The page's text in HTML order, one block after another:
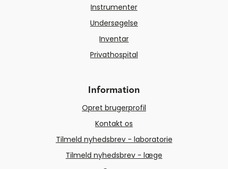
Instrumenter
Undersøgelse
Inventar
Privathospital
Information
Opret brugerprofil
Kontakt os
Tilmeld nyhedsbrev - laboratorie
Tilmeld nyhedsbrev - læge